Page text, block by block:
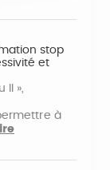
stop
et
II »,
à